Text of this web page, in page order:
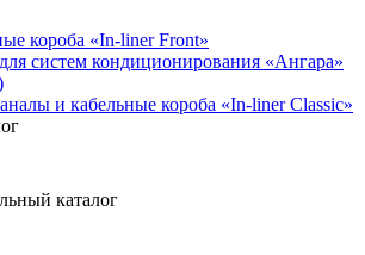
короба «In-liner Front»
систем кондиционирования «Ангара»
и кабельные короба «In-liner Classic»
каталог